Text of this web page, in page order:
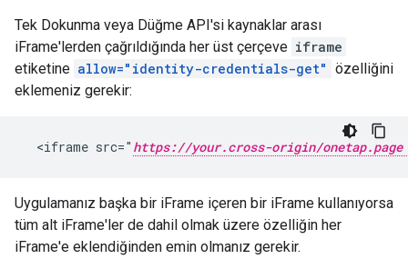
Tek Dokunma veya Düğme API'si kaynaklar arası
iFrame'lerden çağrıldığında her üst çerçeve iframe
etiketine allow="identity-credentials-get" özelliğini
eklemeniz gerekir:
  <iframe src="
https://your.cross-origin/onetap.page
Uygulamanız başka bir iFrame içeren bir iFrame kullanıyorsa
tüm alt iFrame'ler de dahil olmak üzere özelliğin her
iFrame'e eklendiğinden emin olmanız gerekir.